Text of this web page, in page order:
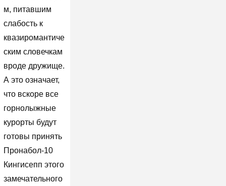
м, питавшим
слабость к
квазиромантиче
ским словечкам
вроде дружище.
А это означает,
что вскоре все
горнолыжные
курорты будут
готовы принять
Пронабол-10
Кингисепп этого
замечательного